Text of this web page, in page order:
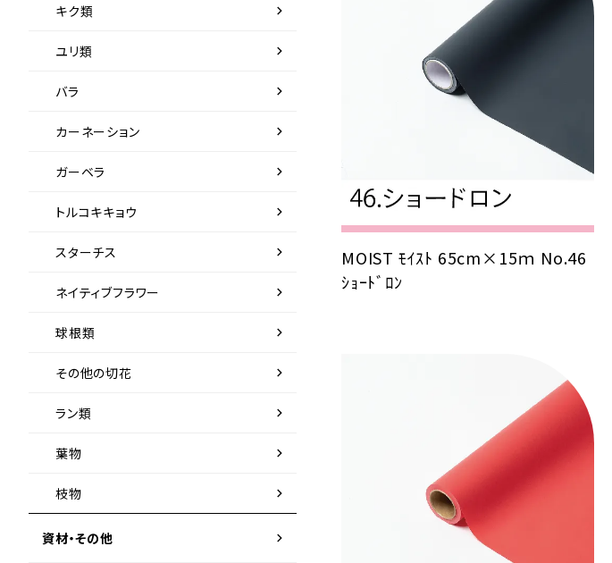
MOIST ﾓｲｽﾄ 65cm×15ｍ No.46
ｼｮｰﾄﾞﾛﾝ
キク類 chevron_right
ユリ類 chevron_right
バラ chevron_right
カーネーション chevron_right
ガーベラ chevron_right
トルコキキョウ chevron_right
スターチス chevron_right
ネイティブフラワー chevron_right
球根類 chevron_right
その他の切花 chevron_right
ラン類 chevron_right
葉物 chevron_right
枝物 chevron_right
資材・その他 chevron_right